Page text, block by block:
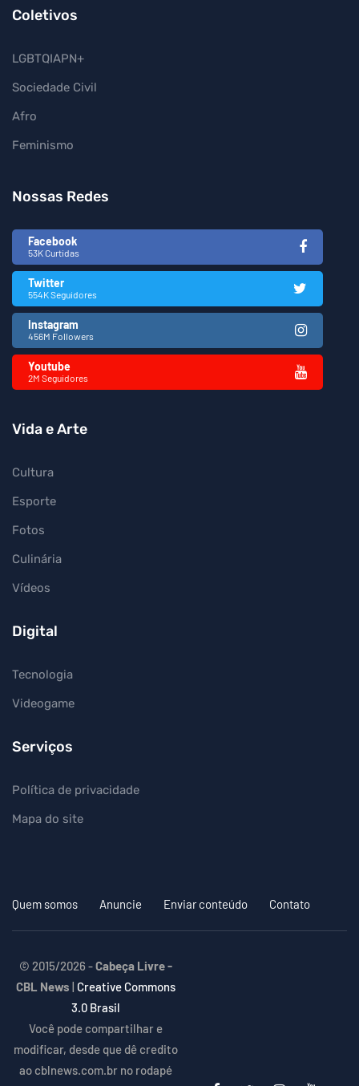
Coletivos
LGBTQIAPN+
Sociedade Civil
Afro
Feminismo
Nossas Redes
Facebook
53K Curtidas
Twitter
554K Seguidores
Instagram
456M Followers
Youtube
2M Seguidores
Vida e Arte
Cultura
Esporte
Fotos
Culinária
Vídeos
Digital
Tecnologia
Videogame
Serviços
Política de privacidade
Mapa do site
Quem somos Anuncie Enviar conteúdo Contato
© 2015/2026 -Cabeça Livre -
CBL News | Creative Commons
3.0 Brasil
Você pode compartilhar e
modificar, desde que dê credito
ao cblnews.com.br no rodapé